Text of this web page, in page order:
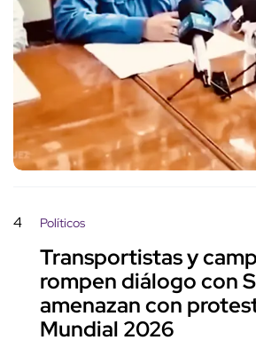
4 Políticos
Transportistas y
rompen diálogo con
amenazan con
Mundial 2026